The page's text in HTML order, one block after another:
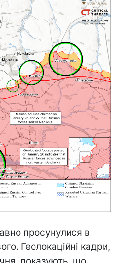
просунулися в
Геолокаційні кадри,